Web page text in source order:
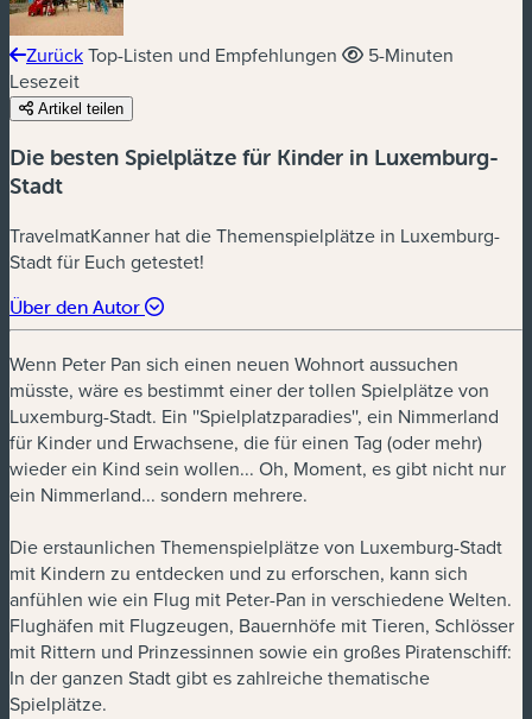
ZurückTop-Listen und Empfehlungen
5-Minuten
Lesezeit
Artikel teilen
Die besten Spielplätze für Kinder in Luxemburg-
Stadt
TravelmatKanner hat die Themenspielplätze in Luxemburg-
Stadt für Euch getestet!
Über den Autor
Wenn Peter Pan sich einen neuen Wohnort aussuchen
müsste, wäre es bestimmt einer der tollen Spielplätze von
Luxemburg-Stadt. Ein ''Spielplatzparadies'', ein Nimmerland
für Kinder und Erwachsene, die für einen Tag (oder mehr)
wieder ein Kind sein wollen... Oh, Moment, es gibt nicht nur
ein Nimmerland... sondern mehrere.
Die erstaunlichen Themenspielplätze von Luxemburg-Stadt
mit Kindern zu entdecken und zu erforschen, kann sich
anfühlen wie ein Flug mit Peter-Pan in verschiedene Welten.
Flughäfen mit Flugzeugen, Bauernhöfe mit Tieren, Schlösser
mit Rittern und Prinzessinnen sowie ein großes Piratenschiff:
In der ganzen Stadt gibt es zahlreiche thematische
Spielplätze.